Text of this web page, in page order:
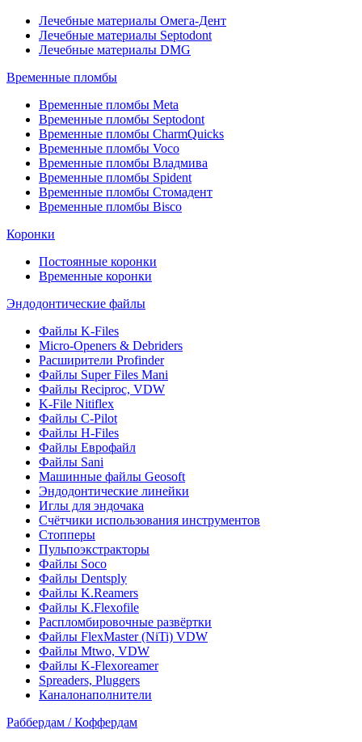
Лечебные материалы Омега-Дент
Лечебные материалы Septodont
Лечебные материалы DMG
Временные пломбы
Временные пломбы Meta
Временные пломбы Septodont
Временные пломбы CharmQuicks
Временные пломбы Voco
Временные пломбы Владмива
Временные пломбы Spident
Временные пломбы Стомадент
Временные пломбы Bisco
Коронки
Постоянные коронки
Временные коронки
Эндодонтические файлы
Файлы K-Files
Micro-Openers & Debriders
Расширители Profinder
Файлы Super Files Mani
Файлы Reciproc, VDW
K-File Nitiflex
Файлы C-Pilot
Файлы H-Files
Файлы Еврофайл
Файлы Sani
Машинные файлы Geosoft
Эндодонтические линейки
Иглы для эндочака
Счётчики использования инструментов
Стопперы
Пульпоэкстракторы
Файлы Soco
Файлы Dentsply
Файлы K.Reamers
Файлы K.Flexofile
Распломбировочные развёртки
Файлы FlexMaster (NiTi) VDW
Файлы Mtwo, VDW
Файлы K-Flexoreamer
Spreaders, Pluggers
Каналонаполнители
Раббердам / Коффердам